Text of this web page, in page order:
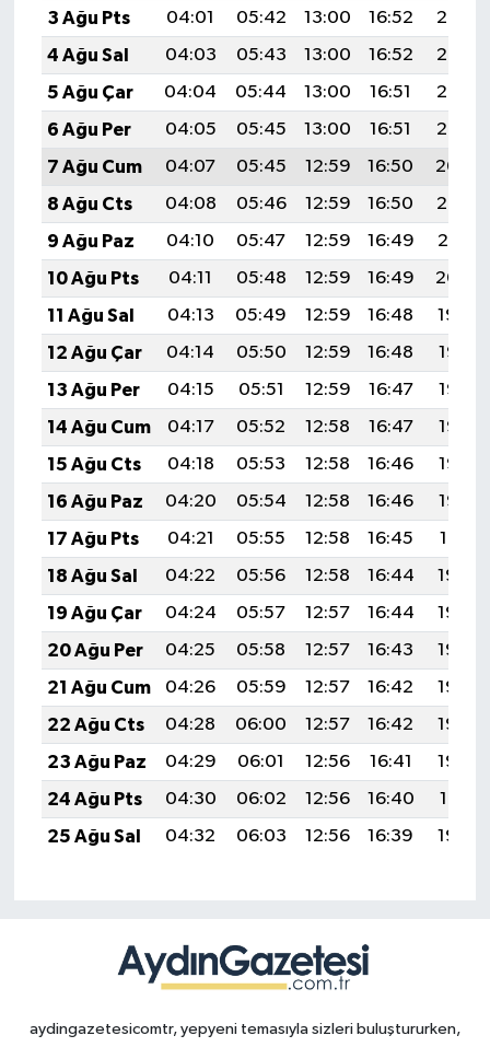
3 Ağu Pts
04:01 05:42 13:00 16:52
20:08
4 Ağu Sal
04:03 05:43 13:00 16:52
20:07
5 Ağu Çar
04:04 05:44 13:00 16:51
20:06
6 Ağu Per
04:05 05:45 13:00 16:51
20:05
7 Ağu Cum
04:07 05:45 12:59 16:50
20:04
8 Ağu Cts
04:08 05:46 12:59 16:50
20:02
9 Ağu Paz
04:10 05:47 12:59 16:49
20:01
10 Ağu Pts
04:11 05:48 12:59 16:49
20:00
11 Ağu Sal
04:13 05:49 12:59 16:48
19:59
12 Ağu Çar
04:14 05:50 12:59 16:48
19:57
13 Ağu Per
04:15 05:51 12:59 16:47
19:56
14 Ağu Cum
04:17 05:52 12:58 16:47
19:55
15 Ağu Cts
04:18 05:53 12:58 16:46
19:53
16 Ağu Paz
04:20 05:54 12:58 16:46
19:52
17 Ağu Pts
04:21 05:55 12:58 16:45
19:51
18 Ağu Sal
04:22 05:56 12:58 16:44
19:49
19 Ağu Çar
04:24 05:57 12:57 16:44
19:48
20 Ağu Per
04:25 05:58 12:57 16:43
19:46
21 Ağu Cum
04:26 05:59 12:57 16:42
19:45
22 Ağu Cts
04:28 06:00 12:57 16:42
19:44
23 Ağu Paz
04:29 06:01 12:56 16:41
19:42
24 Ağu Pts
04:30 06:02 12:56 16:40
19:41
25 Ağu Sal
04:32 06:03 12:56 16:39 19:39
aydingazetesicomtr, yepyeni temasıyla sizleri buluştururken,